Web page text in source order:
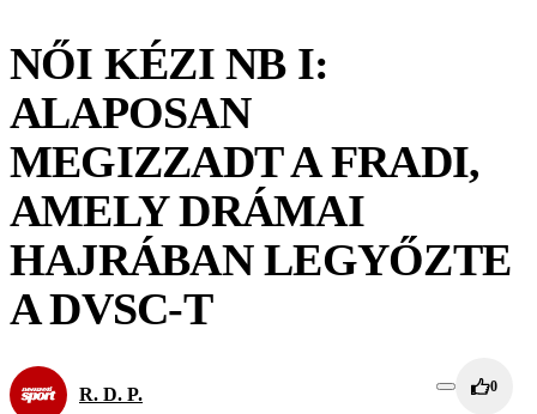
NŐI KÉZI NB I:
ALAPOSAN
MEGIZZADT A FRADI,
AMELY DRÁMAI
HAJRÁBAN LEGYŐZTE
A DVSC-T
R. D. P. 0